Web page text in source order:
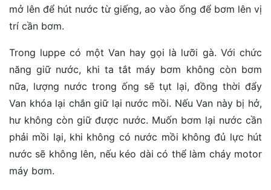
mở lên để hút nước từ giếng, ao vào ống để bơm lên vị
trí cần bơm.
Trong luppe có một Van hay gọi là lưỡi gà. Với chức
năng giữ nước, khi ta tắt máy bơm không còn bơm
nữa, lượng nước trong ống sẽ tụt lại, đồng thời đẩy
Van khóa lại chắn giữ lại nước mồi. Nếu Van này bị hở,
hư không còn giữ được nước. Muốn bơm lại nước cần
phải mồi lại, khi không có nước mồi không đủ lực hút
nước sẽ không lên, nếu kéo dài có thể làm cháy motor
máy bơm.